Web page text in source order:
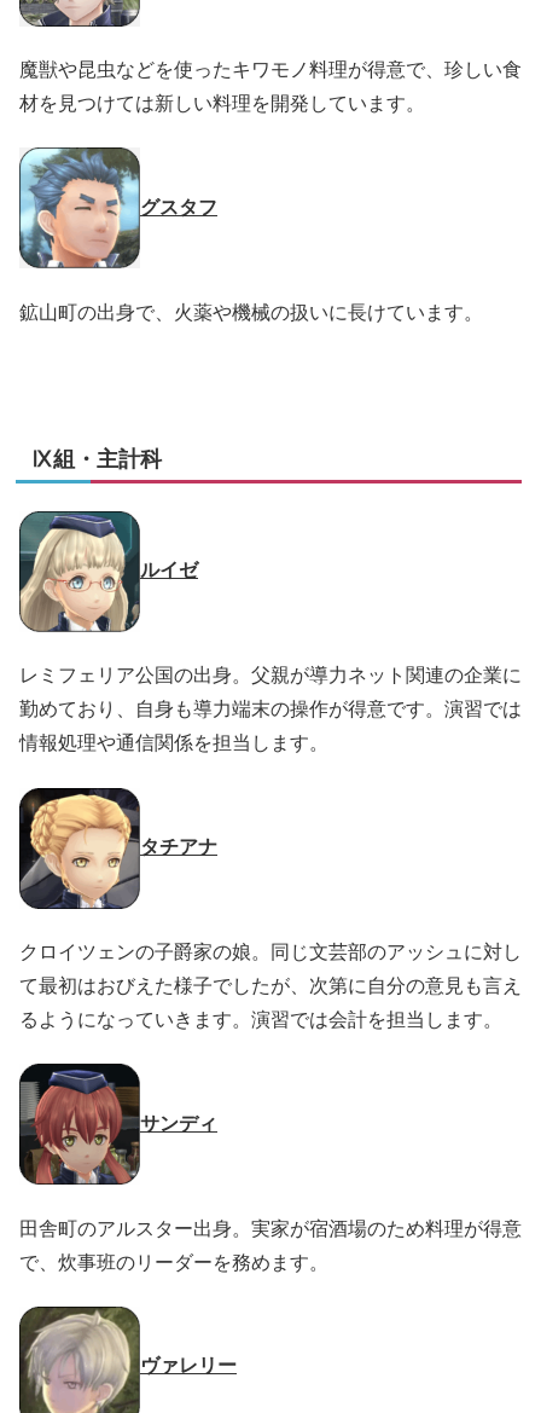
魔獣や昆虫などを使ったキワモノ料理が得意で、珍しい食
材を見つけては新しい料理を開発しています。
グスタフ
鉱山町の出身で、火薬や機械の扱いに長けています。
Ⅸ組・主計科
ルイゼ
レミフェリア公国の出身。父親が導力ネット関連の企業に
勤めており、自身も導力端末の操作が得意です。演習では
情報処理や通信関係を担当します。
タチアナ
クロイツェンの子爵家の娘。同じ文芸部のアッシュに対し
て最初はおびえた様子でしたが、次第に自分の意見も言え
るようになっていきます。演習では会計を担当します。
サンディ
田舎町のアルスター出身。実家が宿酒場のため料理が得意
で、炊事班のリーダーを務めます。
ヴァレリー